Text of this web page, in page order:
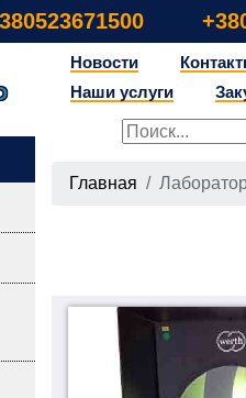
Новости
Наши услуги
Главная